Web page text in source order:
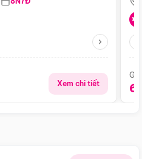
Xem chi tiết